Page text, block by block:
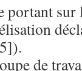
sur
de